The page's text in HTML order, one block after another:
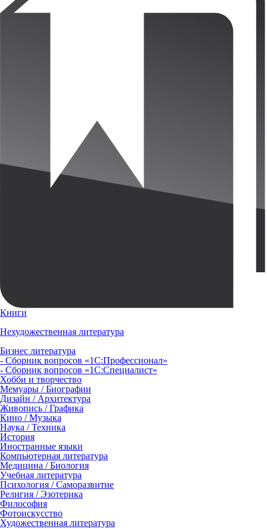
Книги
Нехудожественная литература
Бизнес литература
- Сборник вопросов «1С:Профессионал»
- Сборник вопросов «1С:Специалист»
Хобби и творчество
Мемуары / Биографии
Дизайн / Архитектура
Живопись / Графика
Кино / Музыка
Наука / Техника
История
Иностранные языки
Компьютерная литература
Медицина / Биология
Учебная литература
Психология / Саморазвитие
Религия / Эзотерика
Философия
Фотоискусство
Художественная литература